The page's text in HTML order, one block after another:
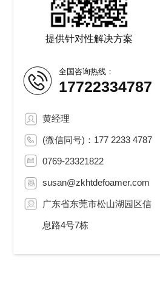
提供针对性解决方案
全国咨询热线：
17722334787
黄经理
(微信同号)：177 2233 4787
0769-23321822
susan@zkhtdefoamer.com
广东省东莞市松山湖园区信
息路4号7栋